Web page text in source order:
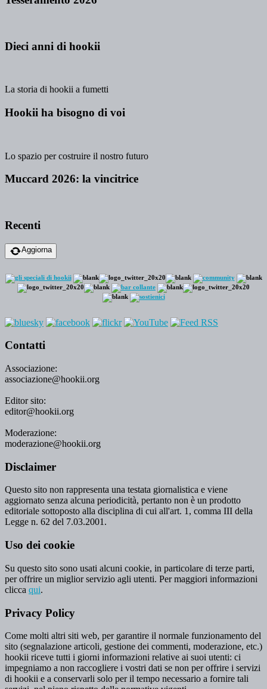
Dieci anni di hookii
La storia di hookii a fumetti
Hookii ha bisogno di voi
Lo spazio per costruire il nostro futuro
Muccard 2026: la vincitrice
Recenti
Aggiorna
Contatti
Associazione:
associazione@hookii.org
Editor sito:
editor@hookii.org
Moderazione:
moderazione@hookii.org
Disclaimer
Questo sito non rappresenta una testata giornalistica e viene
aggiornato senza alcuna periodicità, pertanto non è un prodotto
editoriale sottoposto alla disciplina di cui all'art. 1, comma III della
Legge n. 62 del 7.03.2001.
Uso dei cookie
Su questo sito sono usati alcuni cookie, in particolare di terze parti,
per offrire un miglior servizio agli utenti. Per maggiori informazioni
clicca qui.
Privacy Policy
Come molti altri siti web, per garantire il normale funzionamento del
sito (segnalazione articoli, gestione dei commenti, moderazione, etc.)
hookii riceve tutti i giorni informazioni relative ai suoi utenti: ci
impegniamo a non raccogliere i vostri dati se non per offrire i servizi
di hookii e a conservarli solo per il tempo necessario a fornire tali